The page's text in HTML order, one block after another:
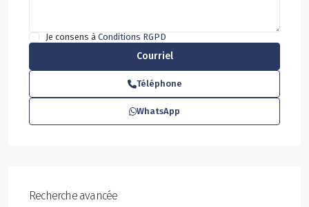
Je consens à Conditions RGPD
Téléphone
WhatsApp
Recherche avancée